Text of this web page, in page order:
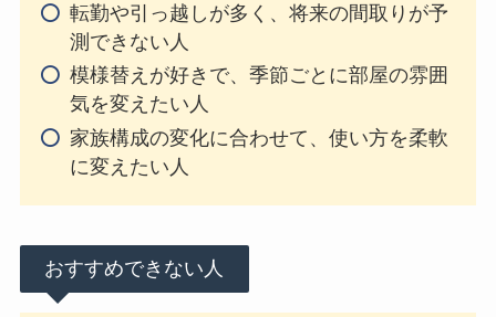
転勤や引っ越しが多く、将来の間取りが予
測できない人
模様替えが好きで、季節ごとに部屋の雰囲
気を変えたい人
家族構成の変化に合わせて、使い方を柔軟
に変えたい人
おすすめできない人